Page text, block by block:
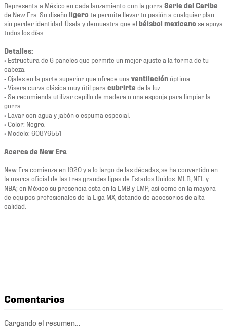
Representa a México en cada lanzamiento con la gorra Serie del Caribe
de New Era. Su diseño ligero te permite llevar tu pasión a cualquier plan,
sin perder identidad. Úsala y demuestra que elbéisbol mexicano se apoya
todos los días.
Detalles:
• Estructura de 6 paneles que permite un mejor ajuste a la forma de tu
cabeza.
• Ojales en la parte superior que ofrece una ventilaciónóptima.
• Visera curva clásica muy útil para cubrirte de la luz.
• Se recomienda utilizar cepillo de madera o una esponja para limpiar la
gorra.
• Lavar con agua y jabón o espuma especial.
• Color: Negro.
• Modelo: 60876551
Acerca de New Era
New Era comienza en 1920 y a lo largo de las décadas, se ha convertido en
la marca oficial de las tres grandes ligas de Estados Unidos: MLB, NFL y
NBA; en México su presencia esta en la LMB y LMP, así como en la mayora
de equipos profesionales de la Liga MX, dotando de accesorios de alta
calidad.
Comentarios
Cargando el resumen…